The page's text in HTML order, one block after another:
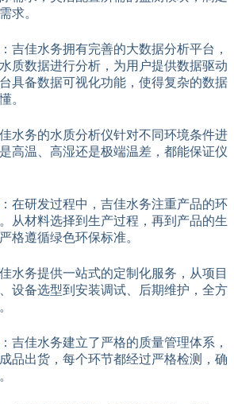
求。
：吉佳水务拥有完善的大数据分析平台，
质数据进行分析，为用户提供数据驱动
具备数据可视化功能，使得复杂的数据
。
佳水务的水质分析仪针对不同环境条件进
高温、高湿还是极端温差，都能保证仪
：在研发过程中，吉佳水务注重产品的环
从材料选择到生产过程，再到产品的生
格遵循绿色环保标准。
佳水务提供一站式的定制化服务，从项目
设备选型到安装调试、后期维护，全方
：吉佳水务建立了严格的质量管理体系，
品出货，每个环节都经过严格检测，确